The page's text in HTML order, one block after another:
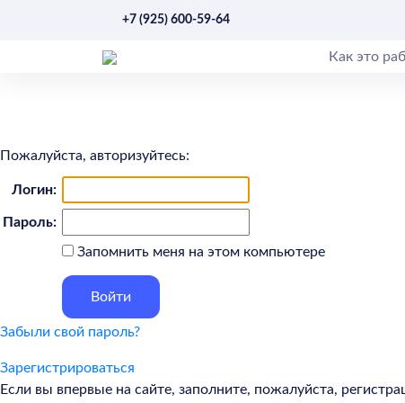
+7 (925) 600-59-64
Как это
Пожалуйста, авторизуйтесь:
Логин:
Пароль:
Запомнить меня на этом компьютере
Забыли свой пароль?
Зарегистрироваться
Если вы впервые на сайте, заполните, пожалуйста,